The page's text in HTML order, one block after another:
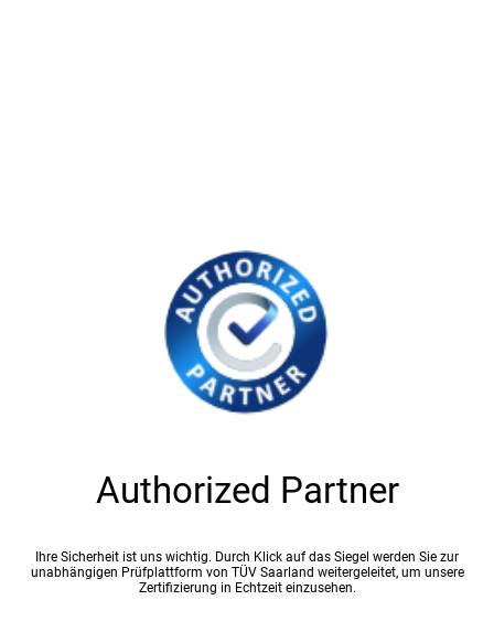
Authorized Partner
Ihre Sicherheit ist uns wichtig. Durch Klick auf das Siegel werden Sie zur
unabhängigen Prüfplattform von TÜV Saarland weitergeleitet, um unsere
Zertifizierung in Echtzeit einzusehen.